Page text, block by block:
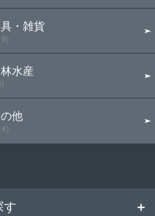
・雑貨
水産
他
す